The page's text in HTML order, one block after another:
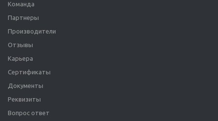
Команда
Партнеры
Производители
Отзывы
Карьера
Сертификаты
Документы
Реквизиты
Вопрос ответ